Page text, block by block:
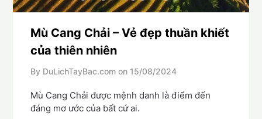
Mù Cang Chải – Vẻ đẹp thuần khiết
của thiên nhiên
By DuLichTayBac.com on 15/08/2024
Mù Cang Chải được mệnh danh là điểm đến
đáng mơ ước của bất cứ ai.